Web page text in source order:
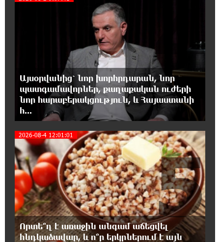
եկեղեցու պաշտպանության առաջնագծում.
16:50:26 7-08-2026
Վարչապետ լինել, չի նշանակում ինչ ուզել
անել
16:42:49 7-08-2026
«ՀայաՔվեն» կանգնած է Հայ առաքելական
եկեղեցու պաշտպանության առաջնագծում.
16:26:52 7-08-2026
«ՀայաՔվեն» կանգնած է Հայ առաքելական
եկեղեցու պաշտպանության առաջնագծում
16:17:55 7-08-2026
Սիրո, ազատության ու պարտքի մասին.
Մենուա Սողոմոնյան
Այսօրվանից՝ նոր խորհրդարան, նոր
պատգամավորներ, քաղաքական ուժերի
նոր հարաբերակցություն, և Հայաստանի
հ...
4
2026-08-4 12:01:01
Որտե՞ղ է առաջին անգամ աճեցվել
հնդկաձավար, և ո՞ր երկրներում է այն
5